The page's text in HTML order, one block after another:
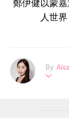
鄭伊健以蒙
人世
By Aisa